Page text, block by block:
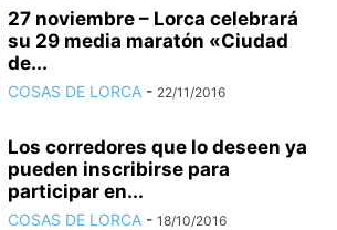
27 noviembre – Lorca celebrará
su 29 media maratón «Ciudad
de...
COSAS DE LORCA - 22/11/2016
Los corredores que lo deseen ya
pueden inscribirse para
participar en...
COSAS DE LORCA - 18/10/2016